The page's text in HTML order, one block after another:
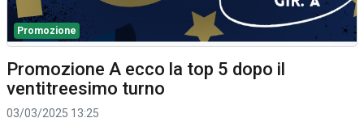
Promozione
Promozione A ecco la top 5 dopo il
ventitreesimo turno
03/03/2025 13:25